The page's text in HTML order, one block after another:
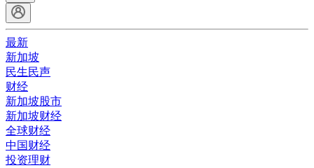
最新
新加坡
民生民声
财经
新加坡股市
新加坡财经
全球财经
中国财经
投资理财